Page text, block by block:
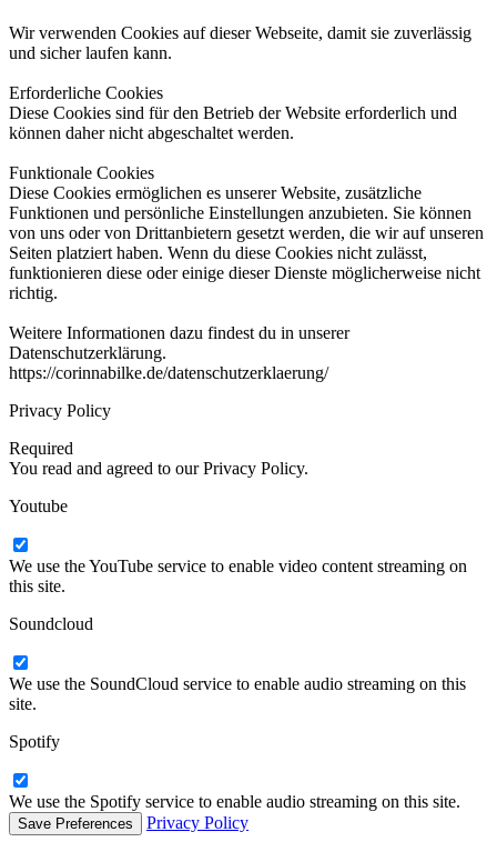
Wir verwenden Cookies auf dieser Webseite, damit sie zuverlässig
und sicher laufen kann.
Erforderliche Cookies
Diese Cookies sind für den Betrieb der Website erforderlich und
können daher nicht abgeschaltet werden.
Funktionale Cookies
Diese Cookies ermöglichen es unserer Website, zusätzliche
Funktionen und persönliche Einstellungen anzubieten. Sie können
von uns oder von Drittanbietern gesetzt werden, die wir auf unseren
Seiten platziert haben. Wenn du diese Cookies nicht zulässt,
funktionieren diese oder einige dieser Dienste möglicherweise nicht
richtig.
Weitere Informationen dazu findest du in unserer
Datenschutzerklärung.
https://corinnabilke.de/datenschutzerklaerung/
Privacy Policy
Required
You read and agreed to our Privacy Policy.
Youtube
We use the YouTube service to enable video content streaming on
this site.
Soundcloud
We use the SoundCloud service to enable audio streaming on this
site.
Spotify
We use the Spotify service to enable audio streaming on this site.
Privacy Policy